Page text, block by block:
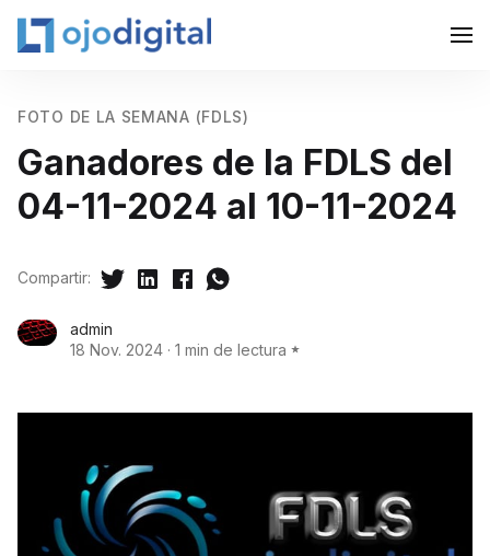
FOTO DE LA SEMANA (FDLS)
Ganadores de la FDLS del
04-11-2024 al 10-11-2024
admin
18 Nov. 2024 · 1 min de lectura
Compartir: